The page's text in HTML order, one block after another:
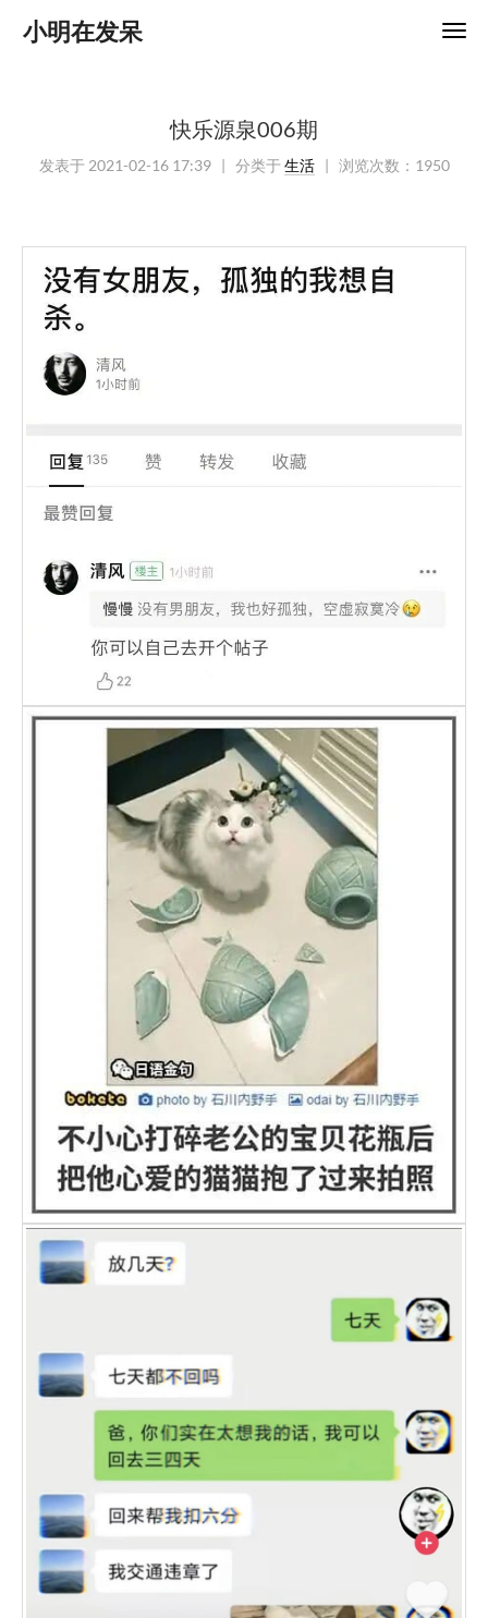
小明在发呆
快乐源泉006期
发表于 2021-02-16 17:39 | 分类于 生活 | 浏览次数： 1950